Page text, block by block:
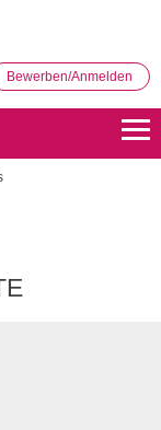
Bewerben/Anmelden